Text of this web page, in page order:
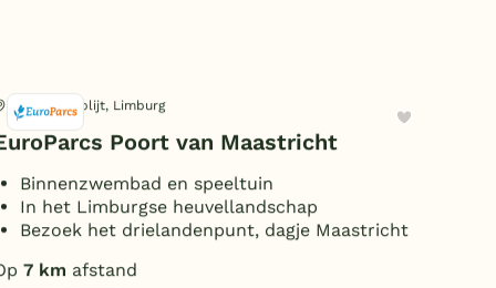
Berg en Terblijt, Limburg
Poort van Maastricht
Binnenzwembad en speeltuin
In het Limburgse heuvellandschap
Bezoek het drielandenpunt, dagje Maastricht
7 km afstand